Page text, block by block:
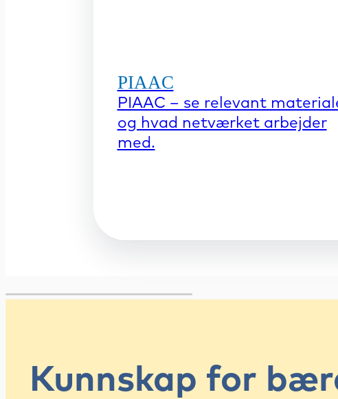
PIAAC
PIAAC – se relevant
og hvad netværket arbejder
med.
Kunnskap for